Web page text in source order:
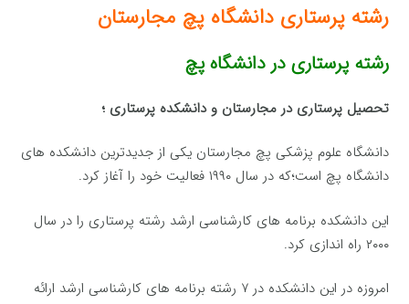
رشته پرستاری دانشگاه پچ مجارستان
رشته پرستاری در دانشگاه پچ
تحصیل پرستاری در مجارستان و دانشکده پرستاری ؛
دانشگاه علوم پزشکی پچ مجارستان یکی از جدیدترین دانشکده های
دانشگاه پچ است؛که در سال ۱۹۹۰ فعالیت خود را آغاز کرد.
این دانشکده برنامه های کارشناسی ارشد رشته پرستاری را در سال
۲۰۰۰ راه اندازی کرد.
امروزه در این دانشکده در ۷ رشته برنامه های کارشناسی ارشد ارائه